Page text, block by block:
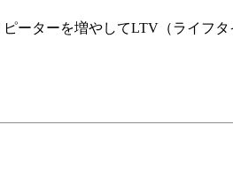
ーターを増やしてLTV（ライフ